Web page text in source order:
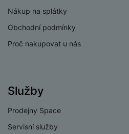
Nákup na splátky
Obchodní podmínky
Proč nakupovat u nás
Služby
Prodejny Space
Servisní služby